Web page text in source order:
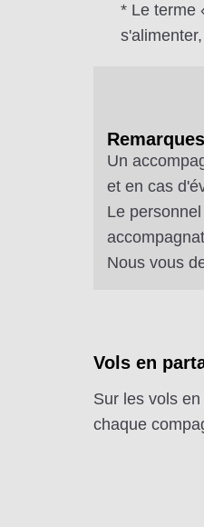
* Le terme
Remarques
Un
et en cas
Le
Nous vous
Vols en
Sur les vols
chaque